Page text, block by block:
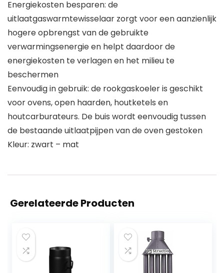
Energiekosten besparen: de
uitlaatgaswarmtewisselaar zorgt voor een aanzienlijk
hogere opbrengst van de gebruikte
verwarmingsenergie en helpt daardoor de
energiekosten te verlagen en het milieu te
beschermen
Eenvoudig in gebruik: de rookgaskoeler is geschikt
voor ovens, open haarden, houtketels en
houtcarburateurs. De buis wordt eenvoudig tussen
de bestaande uitlaatpijpen van de oven gestoken
Kleur: zwart – mat
Gerelateerde Producten